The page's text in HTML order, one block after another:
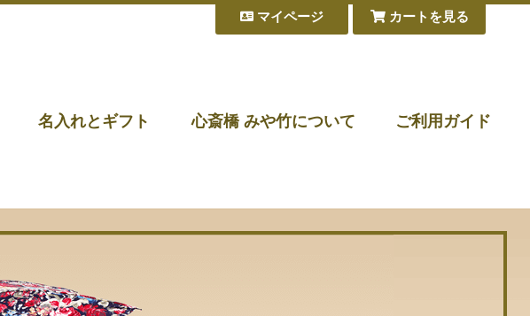
名入れとギフト 心斎橋 みや竹について ご利用ガイド
カートを見る
マイページ